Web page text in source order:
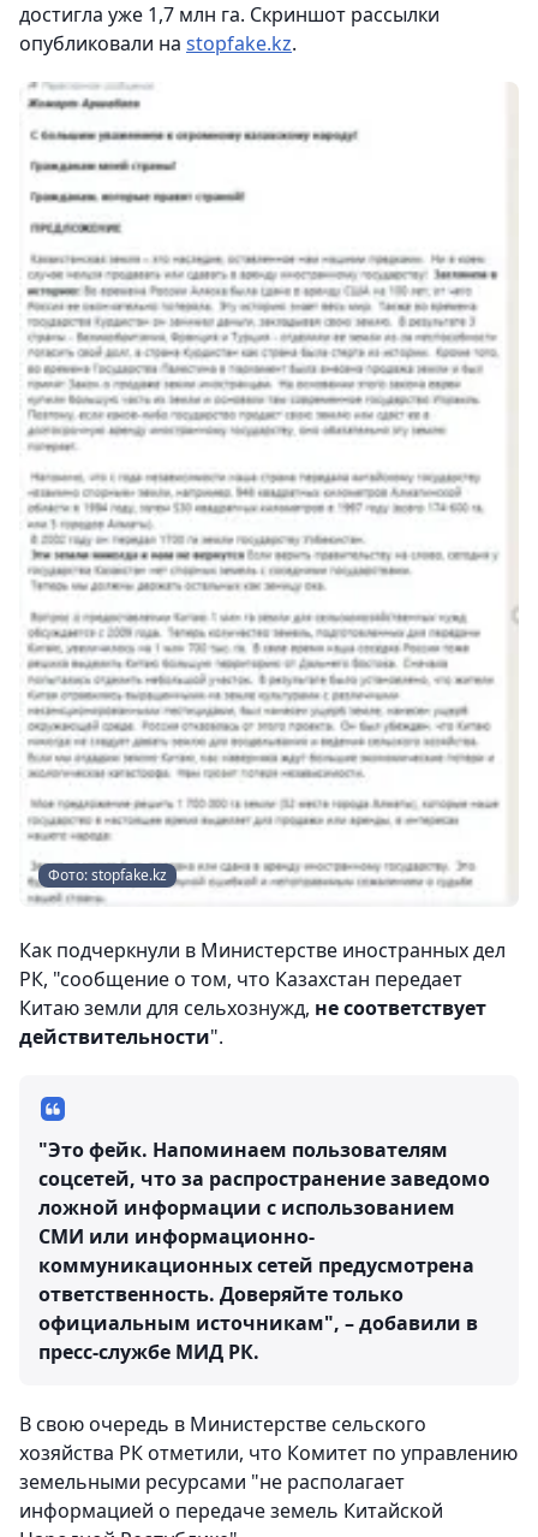
достигла уже 1,7 млн га. Скриншот рассылки
опубликовали на stopfake.kz.
Фото: stopfake.kz
Как подчеркнули в Министерстве иностранных дел
РК, "сообщение о том, что Казахстан передает
Китаю земли для сельхознужд, не соответствует
действительности".
"Это фейк. Напоминаем пользователям
соцсетей, что за распространение заведомо
ложной информации с использованием
СМИ или информационно-
коммуникационных сетей предусмотрена
ответственность. Доверяйте только
официальным источникам", – добавили в
пресс-службе МИД РК.
В свою очередь в Министерстве сельского
хозяйства РК отметили, что Комитет по управлению
земельными ресурсами "не располагает
информацией о передаче земель Китайской